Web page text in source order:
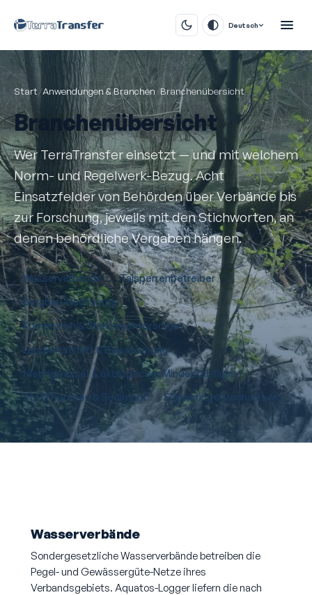
Deutsch
Start/Anwendungen & Branchen/Branchenübersicht
Branchenübersicht
Wer TerraTransfer einsetzt — und mit welchem
Norm- und Regelwerk-Bezug. Acht
Einsatzfelder von Behörden über Verbände bis
zur Forschung, jeweils mit den Stichworten, an
denen behördliche Vergaben hängen.
Wasserverbände Talsperrenbetreiber
Bergbau-Nachsorge
Kommunen & Starkregenvorsorge
Landwirtschaft & Bewässerung
Niedrigwasser & ökologischer Mindestabfluss
Stofffrachten & Sediment Forschung & Hochschule
Wasserverbände
Sondergesetzliche Wasserverbände betreiben die
Pegel- und Gewässergüte-Netze ihres
Verbandsgebiets. Aquatos-Logger liefern die nach